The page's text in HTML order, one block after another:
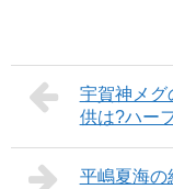
宇賀神メグ
供は?ハー
平嶋夏海の